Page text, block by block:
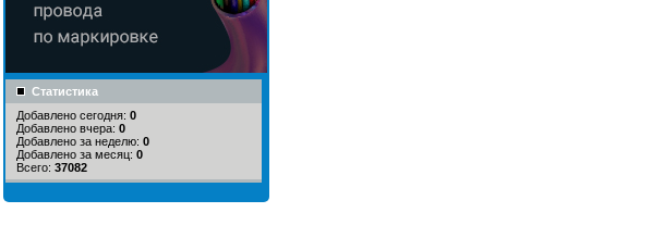
Статистика
Добавлено сегодня: 0
Добавлено вчера: 0
Добавлено за неделю: 0
Добавлено за месяц: 0
Всего: 37082